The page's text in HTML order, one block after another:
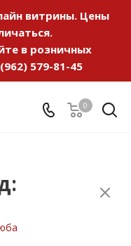
витрины. Цены
в розничных
579-81-45
0